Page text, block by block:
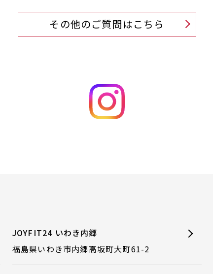
その他のご質問はこちら
JOYFIT24 いわき内郷
福島県いわき市内郷高坂町大町61-2